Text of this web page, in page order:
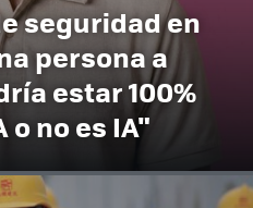
seguridad en
persona a
estar 100%
o no es IA"